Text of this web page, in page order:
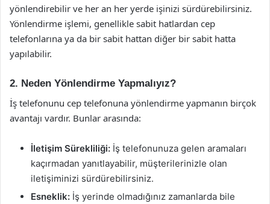
yönlendirebilir ve her an her yerde işinizi sürdürebilirsiniz.
Yönlendirme işlemi, genellikle sabit hatlardan cep
telefonlarına ya da bir sabit hattan diğer bir sabit hatta
yapılabilir.
2. Neden Yönlendirme Yapmalıyız?
İş telefonunu cep telefonuna yönlendirme yapmanın birçok
avantajı vardır. Bunlar arasında:
İletişim Sürekliliği: İş telefonunuza gelen aramaları
kaçırmadan yanıtlayabilir, müşterilerinizle olan
iletişiminizi sürdürebilirsiniz.
Esneklik: İş yerinde olmadığınız zamanlarda bile